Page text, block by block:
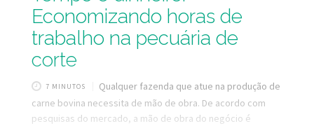
Economizando horas de
trabalho na pecuária de
corte
7 MINUTOS
Qualquer fazenda que atue na produção de
carne bovina necessita de mão de obra. De acordo com
pesquisas do mercado, a mão de obra do negócio é